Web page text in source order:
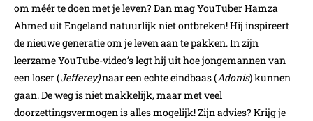
om méér te doen met je leven? Dan mag YouTuber Hamza
Ahmed uit Engeland natuurlijk niet ontbreken! Hij inspireert
de nieuwe generatie om je leven aan te pakken. In zijn
leerzame YouTube-video’s legt hij uit hoe jongemannen van
een loser (Jefferey)naar een echte eindbaas (Adonis) kunnen
gaan. De weg is niet makkelijk, maar met veel
doorzettingsvermogen is alles mogelijk! Zijn advies? Krijg je